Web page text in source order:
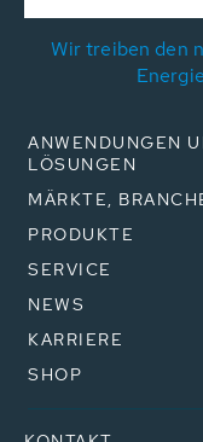
Wir treiben den
ANWENDUNGEN
LÖSUNGEN
MÄRKTE,
PRODUKTE
SERVICE
NEWS
KARRIERE
SHOP